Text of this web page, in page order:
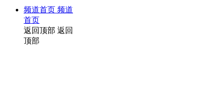
频道首页 频道
首页
返回顶部 返回
顶部